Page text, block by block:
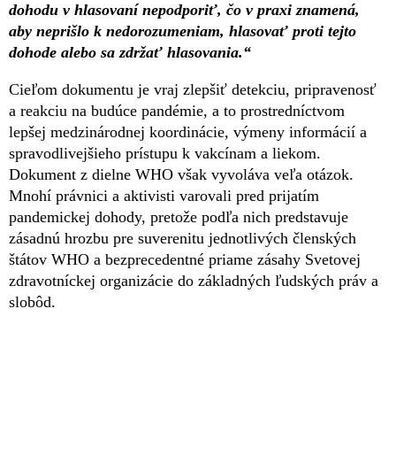
dohodu v hlasovaní nepodporiť, čo v praxi znamená,
aby neprišlo k nedorozumeniam, hlasovať proti tejto
dohode alebo sa zdržať hlasovania.“
Cieľom dokumentu je vraj zlepšiť detekciu, pripravenosť
a reakciu na budúce pandémie, a to prostredníctvom
lepšej medzinárodnej koordinácie, výmeny informácií a
spravodlivejšieho prístupu k vakcínam a liekom.
Dokument z dielne WHO však vyvoláva veľa otázok.
Mnohí právnici a aktivisti varovali pred prijatím
pandemickej dohody, pretože podľa nich predstavuje
zásadnú hrozbu pre suverenitu jednotlivých členských
štátov WHO a bezprecedentné priame zásahy Svetovej
zdravotníckej organizácie do základných ľudských práv a
slobôd.